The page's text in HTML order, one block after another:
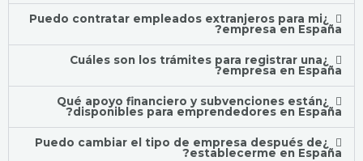
¿Puedo contratar empleados extranjeros para mi
empresa en España?
¿Cuáles son los trámites para registrar una
empresa en España?
¿Qué apoyo financiero y subvenciones están
disponibles para emprendedores en España?
¿Puedo cambiar el tipo de empresa después de
establecerme en España?